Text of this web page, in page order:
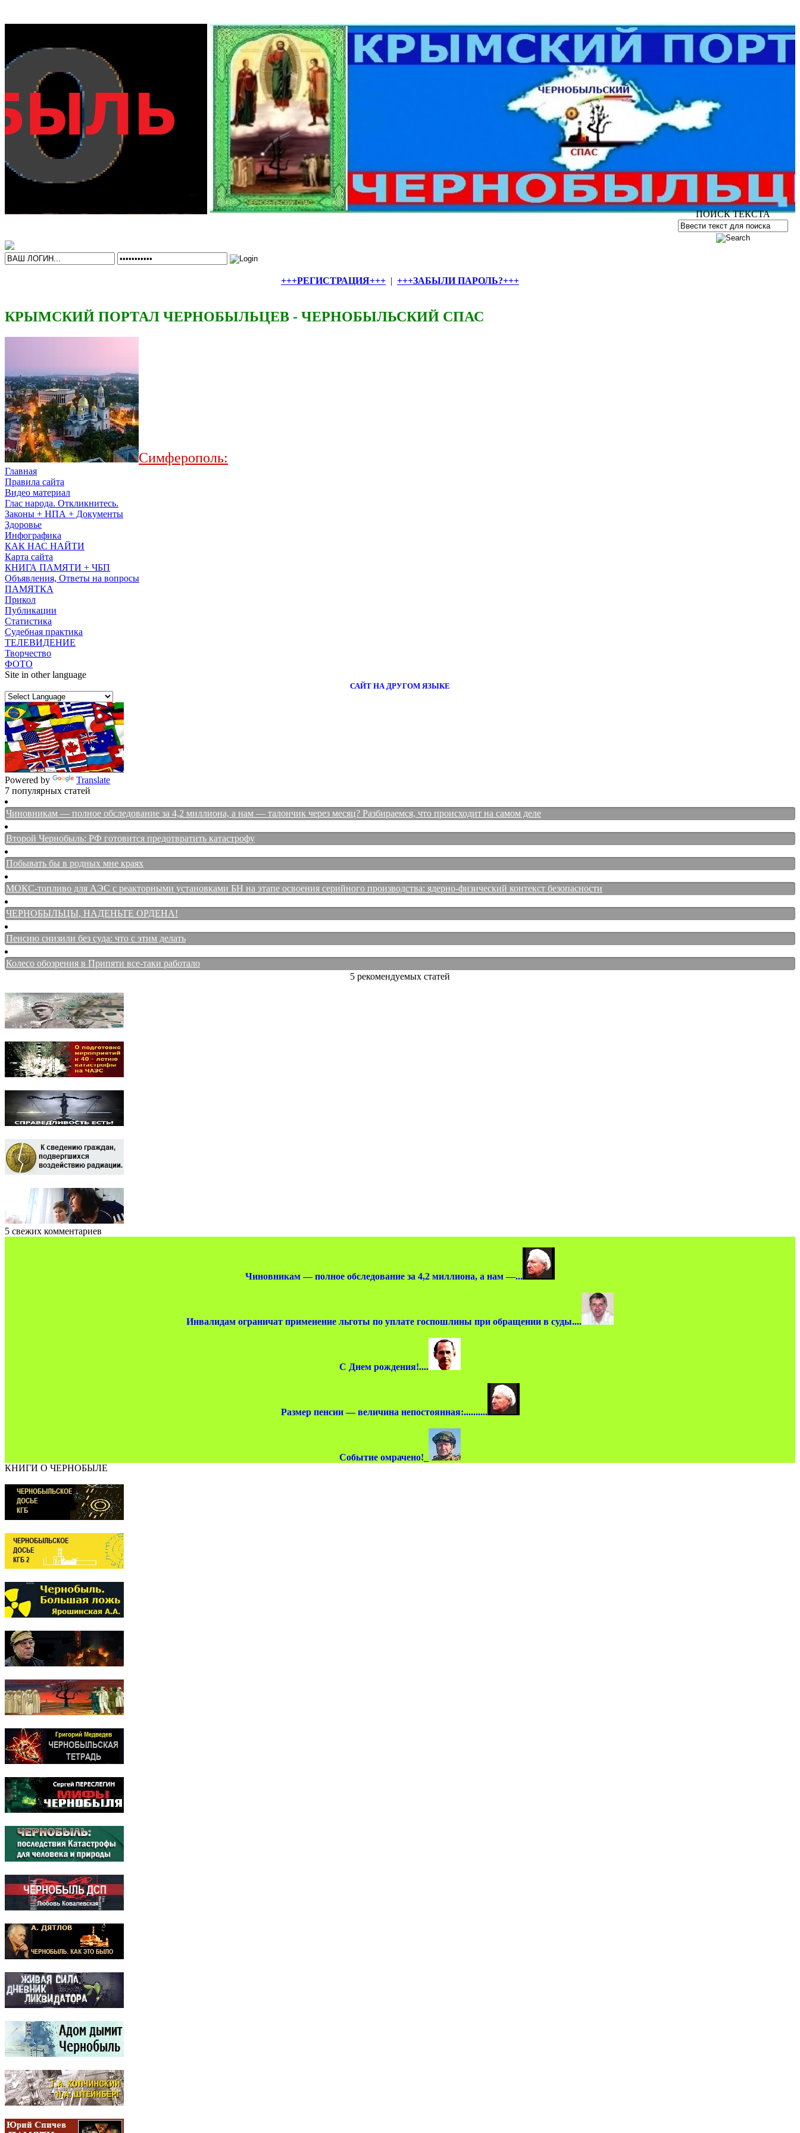
+++РЕГИСТРАЦИЯ+++ | +++ЗАБЫЛИ ПАРОЛЬ?+++
КРЫМСКИЙ ПОРТАЛ ЧЕРНОБЫЛЬЦЕВ - ЧЕРНОБЫЛЬСКИЙ СПАС
ПОИСК ТЕКСТА
Симферополь:
Главная
Правила сайта
Видео материал
Глас народа. Откликнитесь.
Законы + НПА + Документы
Здоровье
Инфографика
КАК НАС НАЙТИ
Карта сайта
КНИГА ПАМЯТИ + ЧБП
Объявления, Ответы на вопросы
ПАМЯТКА
Прикол
Публикации
Статистика
Судебная практика
ТЕЛЕВИДЕНИЕ
Творчество
ФОТО
Site in other language
САЙТ НА ДРУГОМ ЯЗЫКЕ
Powered by
Translate
7 популярных статей
Чиновникам — полное обследование за 4,2 миллиона, а нам — талончик через месяц? Разбираемся, что происходит на самом деле
Второй Чернобыль: РФ готовится предотвратить катастрофу
Побывать бы в родных мне краях
МОКС-топливо для АЭС с реакторными установками БН на этапе освоения серийного производства: ядерно-физический контекст безопасности
ЧЕРНОБЫЛЬЦЫ, НАДЕНЬТЕ ОРДЕНА!
Пенсию снизили без суда: что с этим делать
Колесо обозрения в Припяти все-таки работало
5 рекомендуемых статей
5 свежих комментариев
Чиновникам — полное обследование за 4,2 миллиона, а нам —...
Инвалидам ограничат применение льготы по уплате госпошлины при обращении в суды....
С Днем рождения!....
Размер пенсии — величина непостоянная:..........
Событие омрачено!_
КНИГИ О ЧЕРНОБЫЛЕ